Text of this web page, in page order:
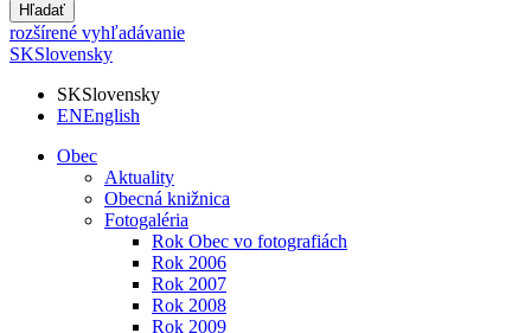
Hľadať
rozšírené vyhľadávanie
SKSlovensky
SKSlovensky
ENEnglish
Obec
Aktuality
Obecná knižnica
Fotogaléria
Rok Obec vo fotografiách
Rok 2006
Rok 2007
Rok 2008
Rok 2009